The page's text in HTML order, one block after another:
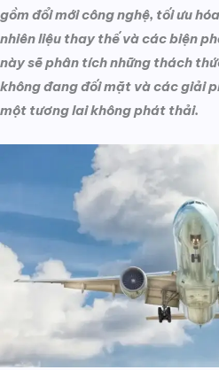
gồm đổi mới công nghệ, tối ưu
nhiên liệu thay thế và các biện
này sẽ phân tích những thách
không đang đối mặt và các giải
một tương lai không phát thải.